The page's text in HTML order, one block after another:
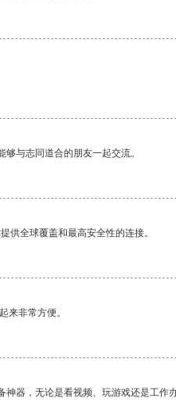
与志同道合的朋友一起交流。
供全球覆盖和最高安全性的连接。
来非常方便。
器，无论是看视频、玩游戏还是工作